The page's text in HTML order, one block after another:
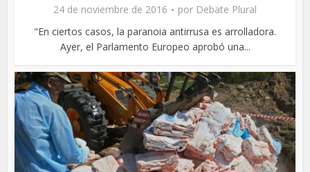
24 de noviembre de 2016 por Debate Plural
"En ciertos casos, la paranoia antirrusa es arrolladora.
Ayer, el Parlamento Europeo aprobó una...